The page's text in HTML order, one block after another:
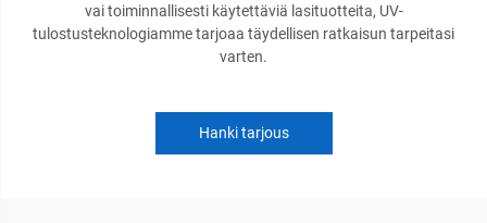
vai toiminnallisesti käytettäviä lasituotteita, UV-
tulostusteknologiamme tarjoaa täydellisen ratkaisun tarpeitasi
varten.
Hanki tarjous